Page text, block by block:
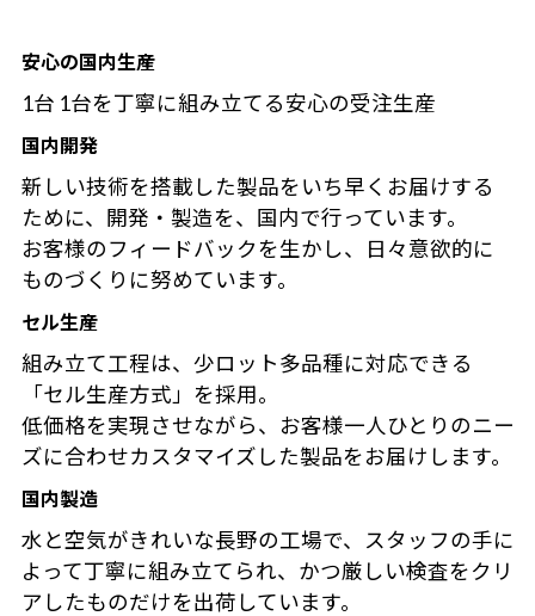
安心の国内生産
1台 1台を丁寧に組み立てる安心の受注生産
国内開発
新しい技術を搭載した製品をいち早くお届けする
ために、開発・製造を、国内で行っています。
お客様のフィードバックを生かし、日々意欲的に
ものづくりに努めています。
セル生産
組み立て工程は、少ロット多品種に対応できる
「セル生産方式」を採用。
低価格を実現させながら、お客様一人ひとりのニー
ズに合わせカスタマイズした製品をお届けします。
国内製造
水と空気がきれいな長野の工場で、スタッフの手に
よって丁寧に組み立てられ、かつ厳しい検査をクリ
アしたものだけを出荷しています。